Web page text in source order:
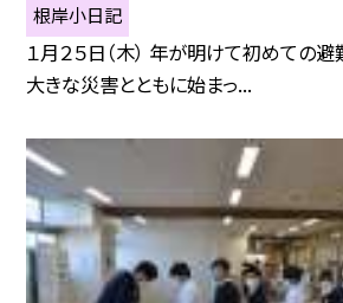
根岸小日記
１月２５日（木） 年が明けて初めての
大きな災害とともに始まっ...